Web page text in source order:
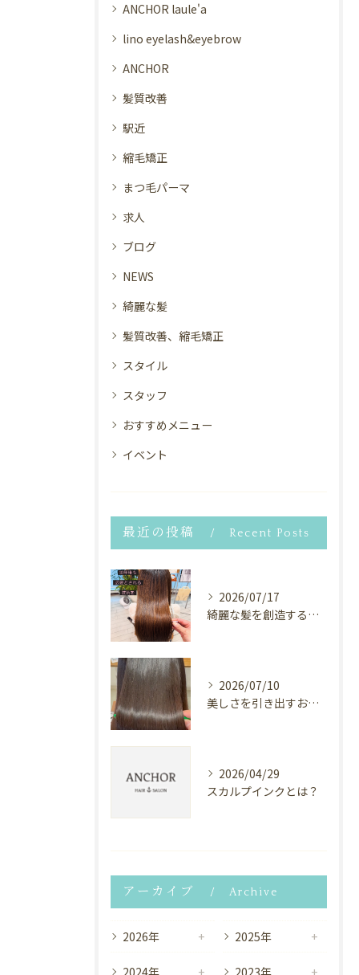
ANCHOR laule'a
lino eyelash&eyebrow
ANCHOR
髪質改善
駅近
縮毛矯正
まつ毛パーマ
求人
ブログ
NEWS
綺麗な髪
髪質改善、縮毛矯正
スタイル
スタッフ
おすすめメニュー
イベント
最近の投稿 Recent Posts
2026/07/17
綺麗な髪を創造するヘアサロン⭐︎
2026/07/10
美しさを引き出すお手伝い✨
2026/04/29
スカルプインクとは？
アーカイブ Archive
2026年 2025年
2024年 2023年